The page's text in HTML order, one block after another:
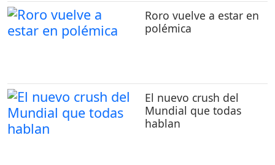
Roro vuelve a estar en
polémica
El nuevo crush del
Mundial que todas
hablan